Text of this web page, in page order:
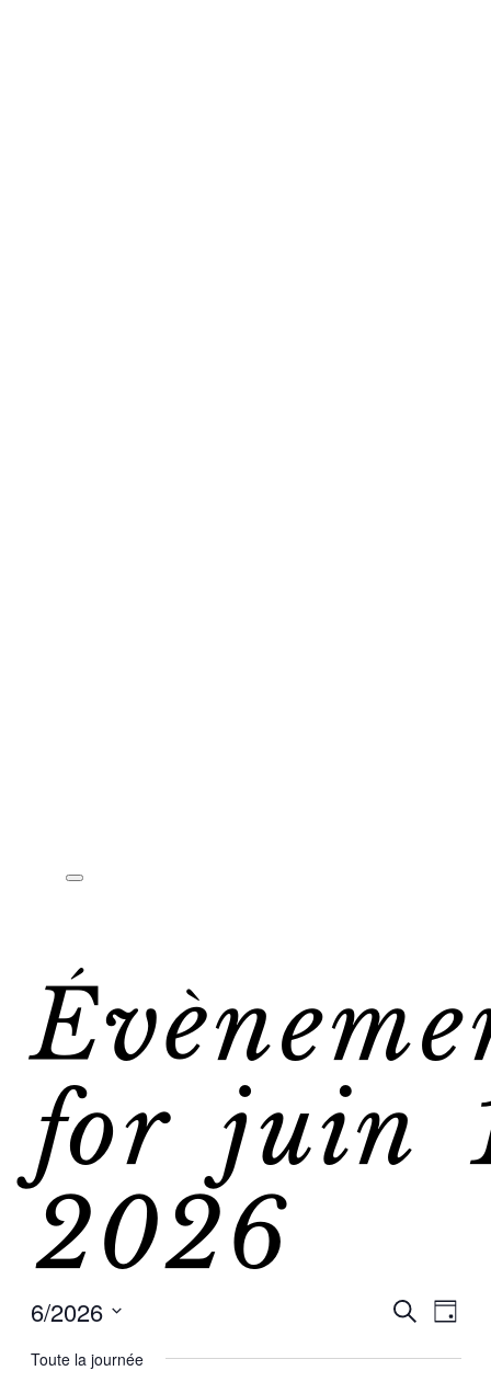
for juin
2026
Recherche
de
Jour
6/2026
une
Toute la journée